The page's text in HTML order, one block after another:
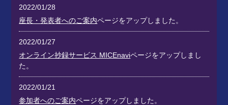
2022/01/28
座長・発表者へのご案内ページをアップしました。
2022/01/27
オンライン抄録サービス MICEnaviページをアップしまし
た。
2022/01/21
参加者へのご案内ページをアップしました。